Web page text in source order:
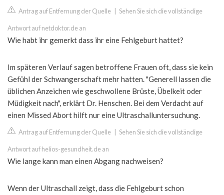
Antrag auf Entfernung der Quelle Sehen Sie sich die vollständige
Antwort auf netdoktor.de an
Wie habt ihr gemerkt dass ihr eine Fehlgeburt hattet?
Im späteren Verlauf sagen betroffene Frauen oft, dass sie kein
Gefühl der Schwangerschaft mehr hatten. "Generell lassen die
üblichen Anzeichen wie geschwollene Brüste, Übelkeit oder
Müdigkeit nach", erklärt Dr. Henschen. Bei dem Verdacht auf
einen Missed Abort hilft nur eine Ultraschalluntersuchung.
Antrag auf Entfernung der Quelle Sehen Sie sich die vollständige
Antwort auf helios-gesundheit.de an
Wie lange kann man einen Abgang nachweisen?
Wenn der Ultraschall zeigt, dass die Fehlgeburt schon